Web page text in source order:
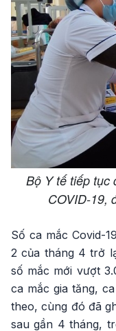
Bộ Y tế tiếp tục
COVID-19,
Số ca mắc Covid-
2 của tháng 4 trở
số mắc mới vượt
ca mắc gia tăng,
theo, cùng đó đã
sau gần 4 tháng,